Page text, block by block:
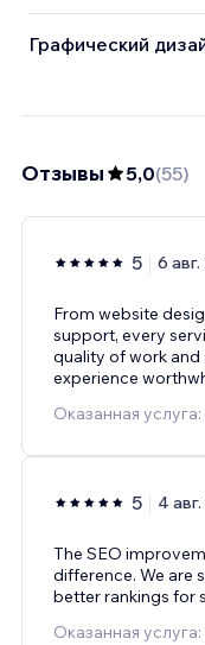
Графический
Отзывы 5,0(55)
5 6 авг.
From website
support, every
quality of work
experience
Оказанная
5 4
The SEO
difference. We are
better rankings for
Оказанная